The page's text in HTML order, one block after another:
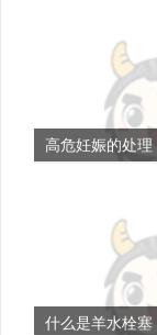
高危妊娠的处理
什么是羊水栓塞